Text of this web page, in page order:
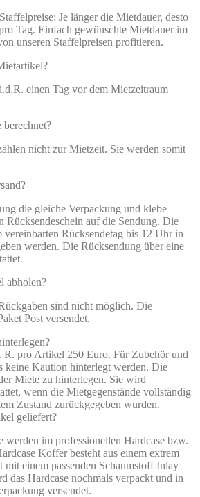
Je länger die Mietdauer, desto
Tag. Einfach gewünschte Mietdauer im
unseren Staffelpreisen profitieren.
einen Tag vor dem Mietzeitraum
berechnet?
nicht zur Mietzeit. Sie werden somit
die gleiche Verpackung und klebe
Rücksendeschein auf die Sendung. Die
vereinbarten Rücksendetag bis 12 Uhr in
werden. Die Rücksendung über eine
abholen?
sind nicht möglich. Die
Post versendet.
pro Artikel 250 Euro. Für Zubehör und
keine Kaution hinterlegt werden. Die
Miete zu hinterlegen. Sie wird
wenn die Mietgegenstände vollständig
Zustand zurückgegeben wurden.
geliefert?
werden im professionellen Hardcase bzw.
Koffer besteht aus einem extrem
einem passenden Schaumstoff Inlay
das Hardcase nochmals verpackt und in
versendet.